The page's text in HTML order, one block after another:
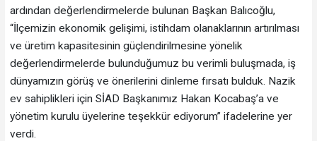
ardından değerlendirmelerde bulunan Başkan Balıcoğlu,
“İlçemizin ekonomik gelişimi, istihdam olanaklarının artırılması
ve üretim kapasitesinin güçlendirilmesine yönelik
değerlendirmelerde bulunduğumuz bu verimli buluşmada, iş
dünyamızın görüş ve önerilerini dinleme fırsatı bulduk. Nazik
ev sahiplikleri için SİAD Başkanımız Hakan Kocabaş’a ve
yönetim kurulu üyelerine teşekkür ediyorum” ifadelerine yer
verdi.